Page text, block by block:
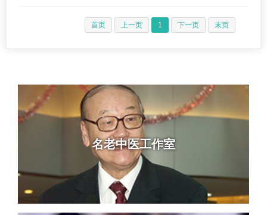
首页 上一页 1 下一页 末页
名老中医工作室